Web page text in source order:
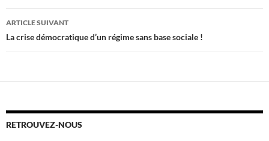
articles
ARTICLE SUIVANT
La crise démocratique d’un régime sans base sociale !
RETROUVEZ-NOUS